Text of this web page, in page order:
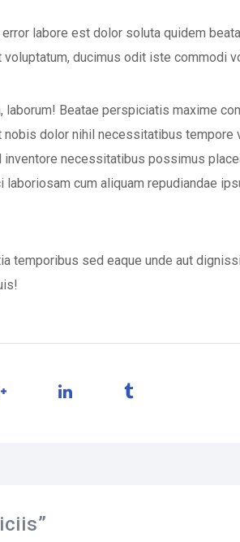
labore est dolor soluta quidem
ducimus odit iste commodi
laborum! Beatae perspiciatis maxime
dolor nihil necessitatibus
necessitatibus possimus
cum aliquam repudiandae
temporibus sed eaque unde aut
”